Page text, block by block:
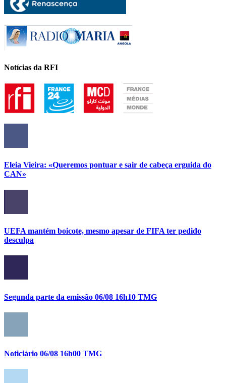
Notícias da RFI
Eleia Vieira: «Queremos pontuar e sair de cabeça erguida do
CAN»
UEFA mantém boicote, mesmo apesar de FIFA ter pedido
desculpa
Segunda parte da emissão 06/08 16h10 TMG
Noticiário 06/08 16h00 TMG